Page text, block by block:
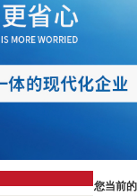
您当前